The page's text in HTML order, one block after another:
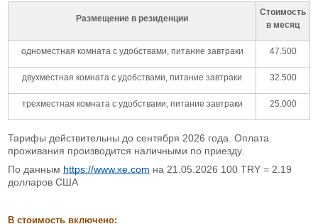
Размещение в резиденции
Стоимость
в месяц
одноместная комната с удобствами, питание завтраки 47.500
двухместная комната с удобствами, питание завтраки 32.500
трехместная комната с удобствами, питание завтраки 25.000
Тарифы действительны до сентября 2026 года. Оплата
проживания производится наличными по приезду.
По данным https://www.xe.com на 21.05.2026 100 TRY = 2.19
долларов США
В стоимость включено: